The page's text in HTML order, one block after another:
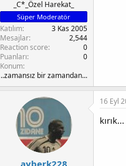
_C*_Özel Harekat_
Süper Moderatör
Katılım
3 Kas 2005
Mesajlar
2,544
Reaction score
0
Puanları
0
Konum
..zamansız bir zamandan...
ayberk228
16 Eyl
kırık...